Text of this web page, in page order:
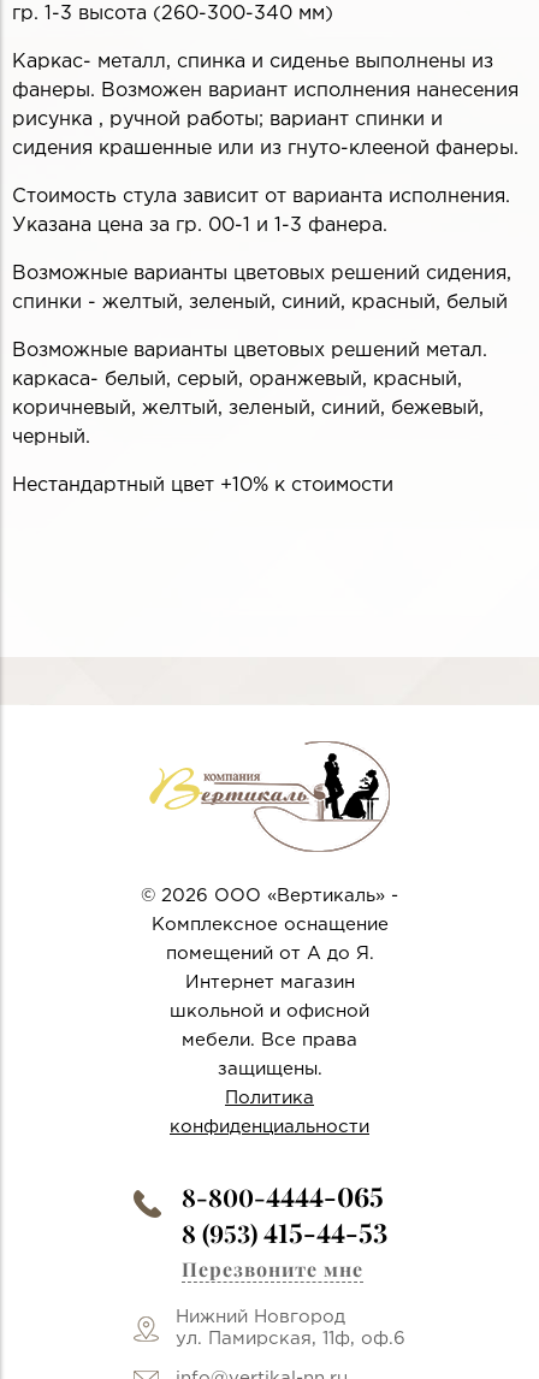
гр. 1-3 высота (260-300-340 мм)
Каркас- металл, спинка и сиденье выполнены из
фанеры. Возможен вариант исполнения нанесения
рисунка , ручной работы; вариант спинки и
сидения крашенные или из гнуто-клееной фанеры.
Стоимость стула зависит от варианта исполнения.
Указана цена за гр. 00-1 и 1-3 фанера.
Возможные варианты цветовых решений сидения,
спинки - желтый, зеленый, синий, красный, белый
Возможные варианты цветовых решений метал.
каркаса- белый, серый, оранжевый, красный,
коричневый, желтый, зеленый, синий, бежевый,
черный.
Нестандартный цвет +10% к стоимости
© 2026 ООО «Вертикаль» -
Комплексное оснащение
помещений от А до Я.
Интернет магазин
школьной и офисной
мебели. Все права
защищены.
Политика
конфиденциальности
8-800-4444-065
8 (953)415-44-53
Перезвоните мне
Нижний Новгород
ул. Памирская, 11ф, оф.6